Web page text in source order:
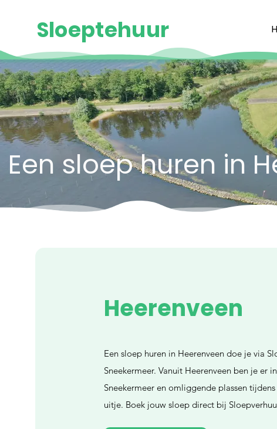
Sloeptehuur
Een sloep huren in
Heerenveen
Een sloep huren in Heerenveen doe je via
Sneekermeer. Vanuit Heerenveen ben je er
Sneekermeer en omliggende plassen
uitje. Boek jouw sloep direct bij